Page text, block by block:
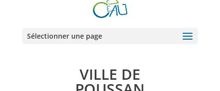
Sélectionner une page
VILLE DE